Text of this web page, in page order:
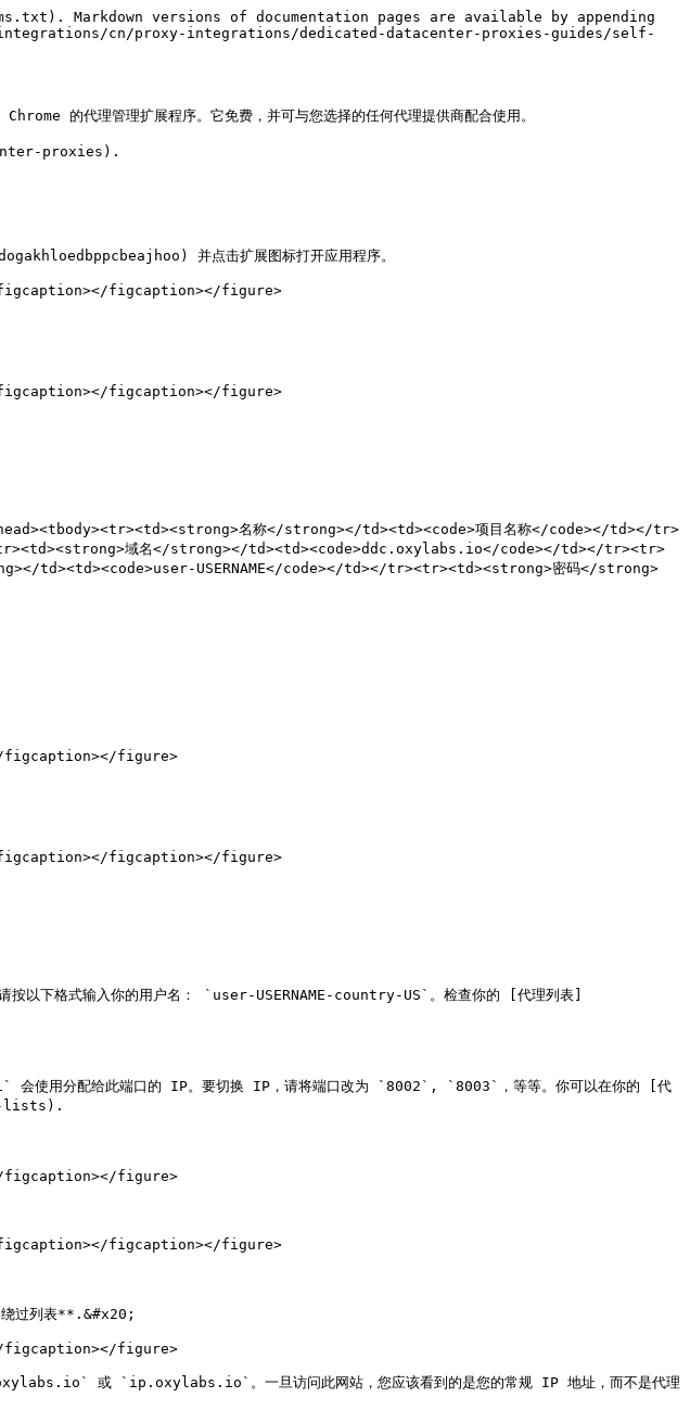
Markdown versions of documentation pages are available by appending
cn/proxy-integrations/dedicated-datacenter-proxies-guides/self-
理管理扩展程序。它免费，并可与您选择的任何代理提供商配合使用。
proxies).
并点击扩展图标打开应用程序。
figcaption></figure>
figcaption></figure>
名称</strong></td><td><code>项目名称</code></td></tr>
域名</strong></td><td><code>ddc.oxylabs.io</code></td></tr><tr>
td><td><code>user-USERNAME</code></td></tr><tr><td><strong>密码</strong>
figcaption></figure>
figcaption></figure>
以下格式输入你的用户名： `user-USERNAME-country-US`。检查你的 [代理列表]
会使用分配给此端口的 IP。要切换 IP，请将端口改为 `8002`, `8003`，等等。你可以在你的 [代
lists).
figcaption></figure>
figcaption></figure>
绕过列表**.&#x20;
figcaption></figure>
或 `ip.oxylabs.io`。一旦访问此网站，您应该看到的是您的常规 IP 地址，而不是代理